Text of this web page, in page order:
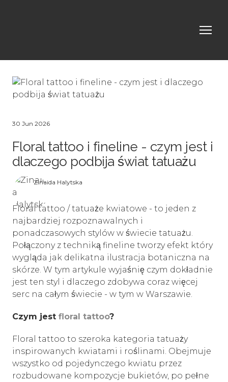
30 Jun 2026
Floral tattoo i fineline - czym jest i
dlaczego podbija świat tatuażu
Zinaida Halytska
Floral tattoo / tatuaże kwiatowe - to jeden z
najbardziej rozpoznawalnych i
ponadczasowych stylów w świecie tatuażu.
Połączony z techniką fineline tworzy efekt który
wygląda jak delikatna ilustracja botaniczna na
skórze. W tym artykule wyjaśnię czym dokładnie
jest ten styl i dlaczego zdobywa coraz więcej
serc na całym świecie - w tym w Warszawie.
Czym jest floral tattoo?
Floral tattoo to szeroka kategoria tatuaży
inspirowanych kwiatami i roślinami. Obejmuje
wszystko od pojedynczego kwiatu przez
rozbudowane kompozycje bukietów, po pełne